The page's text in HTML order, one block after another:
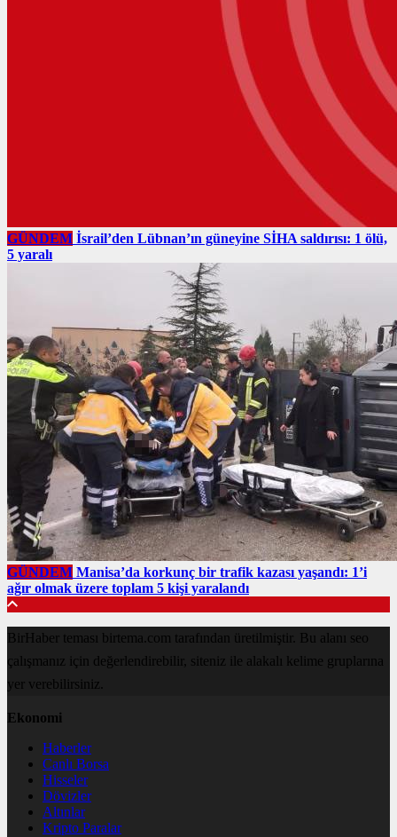
GÜNDEM İsrail’den Lübnan’ın güneyine SİHA saldırısı: 1 ölü,
5 yaralı
GÜNDEM Manisa’da korkunç bir trafik kazası yaşandı: 1’i
ağır olmak üzere toplam 5 kişi yaralandı
BirHaber teması birtema.com tarafından üretilmiştir. Bu alanı seo
çalışmanız için değerlendirebilir, siteniz ile alakalı kelime gruplarına
yer verebilirsiniz.
Ekonomi
Haberler
Canlı Borsa
Hisseler
Dövizler
Altınlar
Kripto Paralar